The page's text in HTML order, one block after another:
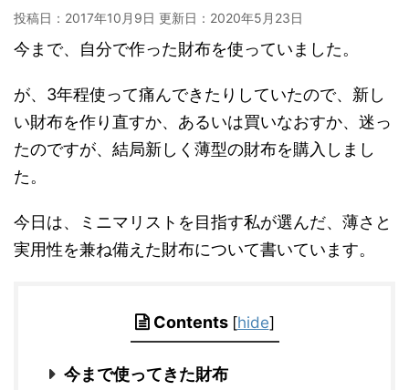
投稿日：2017年10月9日 更新日： 2020年5月23日
今まで、自分で作った財布を使っていました。
が、3年程使って痛んできたりしていたので、新し
い財布を作り直すか、あるいは買いなおすか、迷っ
たのですが、結局新しく薄型の財布を購入しまし
た。
今日は、ミニマリストを目指す私が選んだ、薄さと
実用性を兼ね備えた財布について書いています。
Contents [hide]
今まで使ってきた財布